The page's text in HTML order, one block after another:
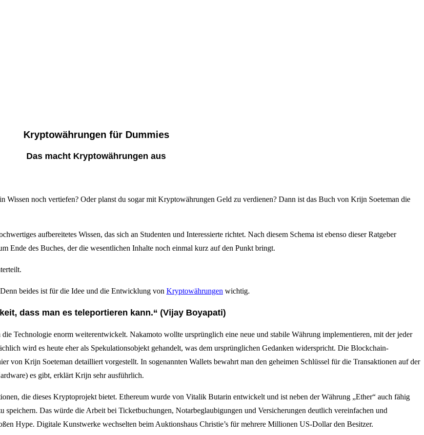
Kryptowährungen für Dummies
Das macht Kryptowährungen aus
Wissen noch vertiefen? Oder planst du sogar mit Kryptowährungen Geld zu verdienen? Dann ist das Buch von Krijn Soeteman die
aufbereitetes Wissen, das sich an Studenten und Interessierte richtet. Nach diesem Schema ist ebenso dieser Ratgeber
Ende des Buches, der die wesentlichen Inhalte noch einmal kurz auf den Punkt bringt.
beides ist für die Idee und die Entwicklung von Kryptowährungen wichtig.
dass man es teleportieren kann.“ (Vijay Boyapati)
Technologie enorm weiterentwickelt. Nakamoto wollte ursprünglich eine neue und stabile Währung implementieren, mit der jeder
wird es heute eher als Spekulationsobjekt gehandelt, was dem ursprünglichen Gedanken widerspricht. Die Blockchain-
von Krijn Soeteman detailliert vorgestellt. In sogenannten Wallets bewahrt man den geheimen Schlüssel für die Transaktionen auf der
es gibt, erklärt Krijn sehr ausführlich.
die dieses Kryptoprojekt bietet. Ethereum wurde von Vitalik Butarin entwickelt und ist neben der Währung „Ether“ auch fähig
Das würde die Arbeit bei Ticketbuchungen, Notarbeglaubigungen und Versicherungen deutlich vereinfachen und
Hype. Digitale Kunstwerke wechselten beim Auktionshaus Christie’s für mehrere Millionen US-Dollar den Besitzer.